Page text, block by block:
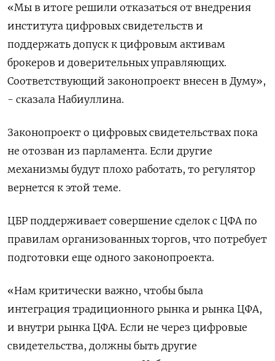
«Мы в итоге решили отказаться от внедрения
института цифровых свидетельств и
поддержать допуск к цифровым активам
брокеров и доверительных управляющих.
Соответствующий законопроект внесен в Думу»,
- сказала Набиуллина.
Законопроект о цифровых свидетельствах пока
не отозван из парламента. Если другие
механизмы будут плохо работать, то регулятор
вернется к этой теме.
ЦБР поддерживает совершение сделок с ЦФА по
правилам организованных торгов, что потребует
подготовки еще одного законопроекта.
«Нам критически важно, чтобы была
интеграция традиционного рынка и рынка ЦФА,
и внутри рынка ЦФА. Если не через цифровые
свидетельства, должны быть другие